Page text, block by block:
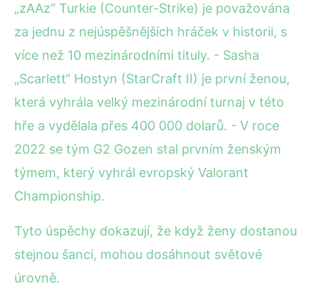
„zAAz“ Turkie (Counter-Strike) je považována
za jednu z nejúspěšnějších hráček v historii, s
více než 10 mezinárodními tituly. - Sasha
„Scarlett“ Hostyn (StarCraft II) je první ženou,
která vyhrála velký mezinárodní turnaj v této
hře a vydělala přes 400 000 dolarů. - V roce
2022 se tým G2 Gozen stal prvním ženským
týmem, který vyhrál evropský Valorant
Championship.
Tyto úspěchy dokazují, že když ženy dostanou
stejnou šanci, mohou dosáhnout světové
úrovně.